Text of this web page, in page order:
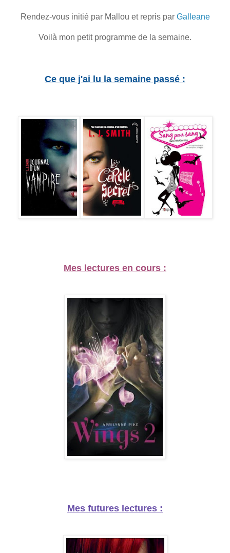
Rendez-vous initié par Mallou et repris par Galleane
Voilà mon petit programme de la semaine.
Ce que j'ai lu la semaine passé :
Mes lectures en cours :
Mes futures lectures :